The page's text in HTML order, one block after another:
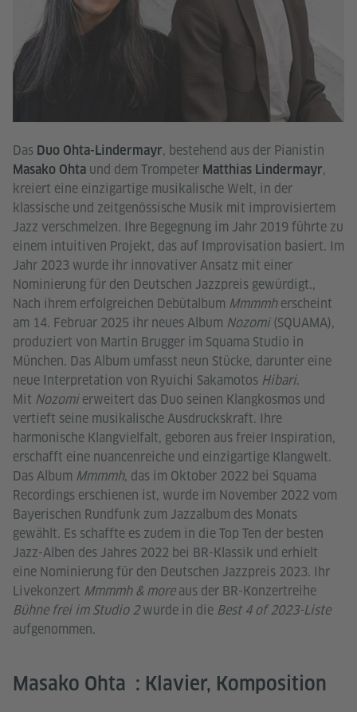
Das Duo Ohta-Lindermayr, bestehend aus der Pianistin
Masako Ohta und dem Trompeter Matthias Lindermayr,
kreiert eine einzigartige musikalische Welt, in der
klassische und zeitgenössische Musik mit improvisiertem
Jazz verschmelzen. Ihre Begegnung im Jahr 2019 führte zu
einem intuitiven Projekt, das auf Improvisation basiert. Im
Jahr 2023 wurde ihr innovativer Ansatz mit einer
Nominierung für den Deutschen Jazzpreis gewürdigt.,
Nach ihrem erfolgreichen Debütalbum Mmmmherscheint
am 14. Februar 2025 ihr neues Album Nozomi(SQUAMA),
produziert von Martin Brugger im Squama Studio in
München. Das Album umfasst neun Stücke, darunter eine
neue Interpretation von Ryuichi Sakamotos Hibari.
Mit Nozomierweitert das Duo seinen Klangkosmos und
vertieft seine musikalische Ausdruckskraft. Ihre
harmonische Klangvielfalt, geboren aus freier Inspiration,
erschafft eine nuancenreiche und einzigartige Klangwelt.
Das Album Mmmmh, das im Oktober 2022 bei Squama
Recordings erschienen ist, wurde im November 2022 vom
Bayerischen Rundfunk zum Jazzalbum des Monats
gewählt. Es schaffte es zudem in die Top Ten der besten
Jazz-Alben des Jahres 2022 bei BR-Klassik und erhielt
eine Nominierung für den Deutschen Jazzpreis 2023. Ihr
Livekonzert Mmmmh & moreaus der BR-Konzertreihe
Bühne frei im Studio 2wurde in die Best 4 of 2023-Liste
aufgenommen.
Masako Ohta : Klavier, Komposition